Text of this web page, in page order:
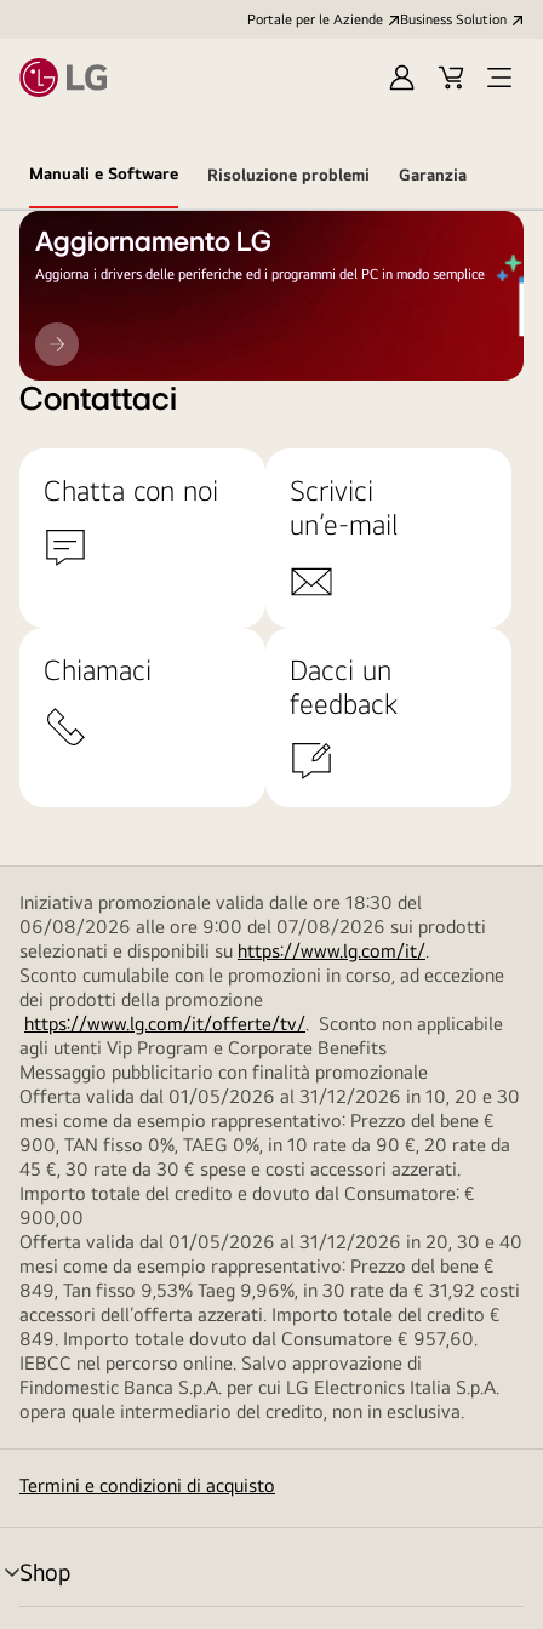
Portale per le Aziende Business Solution
AccediCart
Open
Manuali e Software Risoluzione problemi Garanzia
Aggiornamento LG
Aggiorna i drivers delle periferiche ed i programmi del PC in modo semplice
Aggiornamento
LG
Contattaci
Chatta con noi
Scrivici
un’e-mail
Chiamaci
Dacci un
feedback
Iniziativa promozionale valida dalle ore 18:30 del
06/08/2026 alle ore 9:00 del 07/08/2026 sui prodotti
selezionati e disponibili su https://www.lg.com/it/.
Sconto cumulabile con le promozioni in corso, ad eccezione
dei prodotti della promozione
https://www.lg.com/it/offerte/tv/. Sconto non applicabile
agli utenti Vip Program e Corporate Benefits
Messaggio pubblicitario con finalità promozionale
Offerta valida dal 01/05/2026 al 31/12/2026 in 10, 20 e 30
mesi come da esempio rappresentativo: Prezzo del bene €
900, TAN fisso 0%, TAEG 0%, in 10 rate da 90 €, 20 rate da
45 €, 30 rate da 30 € spese e costi accessori azzerati.
Importo totale del credito e dovuto dal Consumatore: €
900,00
Offerta valida dal 01/05/2026 al 31/12/2026 in 20, 30 e 40
mesi come da esempio rappresentativo: Prezzo del bene €
849, Tan fisso 9,53% Taeg 9,96%, in 30 rate da € 31,92 costi
accessori dell’offerta azzerati. Importo totale del credito €
849. Importo totale dovuto dal Consumatore € 957,60.
IEBCC nel percorso online. Salvo approvazione di
Findomestic Banca S.p.A. per cui LG Electronics Italia S.p.A.
opera quale intermediario del credito, non in esclusiva.
Termini e condizioni di acquisto
Shop
Attivazione
menu